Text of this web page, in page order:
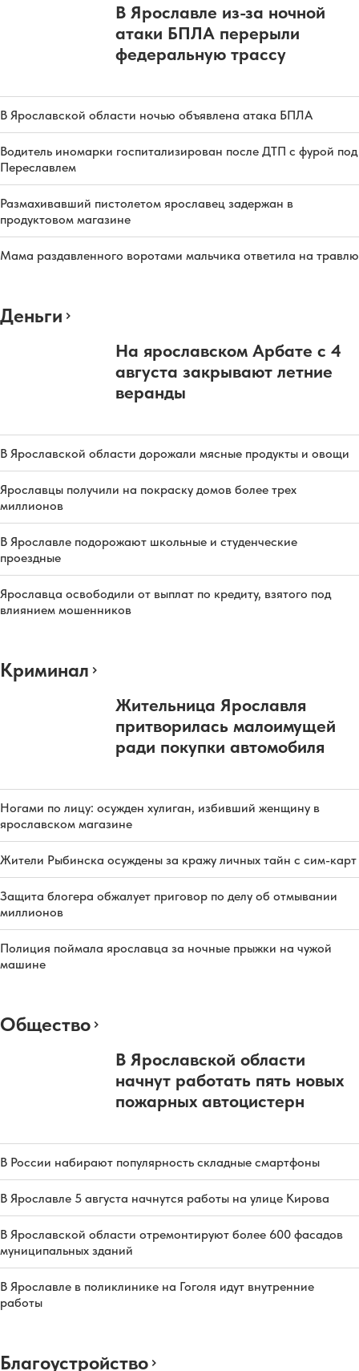
В Ярославле из-за ночной
атаки БПЛА перерыли
федеральную трассу
В Ярославской области ночью объявлена атака БПЛА
Водитель иномарки госпитализирован после ДТП с фурой под
Переславлем
Размахивавший пистолетом ярославец задержан в
продуктовом магазине
Мама раздавленного воротами мальчика ответила на травлю
Деньги
На ярославском Арбате с 4
августа закрывают летние
веранды
В Ярославской области дорожали мясные продукты и овощи
Ярославцы получили на покраску домов более трех
миллионов
В Ярославле подорожают школьные и студенческие
проездные
Ярославца освободили от выплат по кредиту, взятого под
влиянием мошенников
Криминал
Жительница Ярославля
притворилась малоимущей
ради покупки автомобиля
Ногами по лицу: осужден хулиган, избивший женщину в
ярославском магазине
Жители Рыбинска осуждены за кражу личных тайн с сим-карт
Защита блогера обжалует приговор по делу об отмывании
миллионов
Полиция поймала ярославца за ночные прыжки на чужой
машине
Общество
В Ярославской области
начнут работать пять новых
пожарных автоцистерн
В России набирают популярность складные смартфоны
В Ярославле 5 августа начнутся работы на улице Кирова
В Ярославской области отремонтируют более 600 фасадов
муниципальных зданий
В Ярославле в поликлинике на Гоголя идут внутренние
работы
Благоустройство